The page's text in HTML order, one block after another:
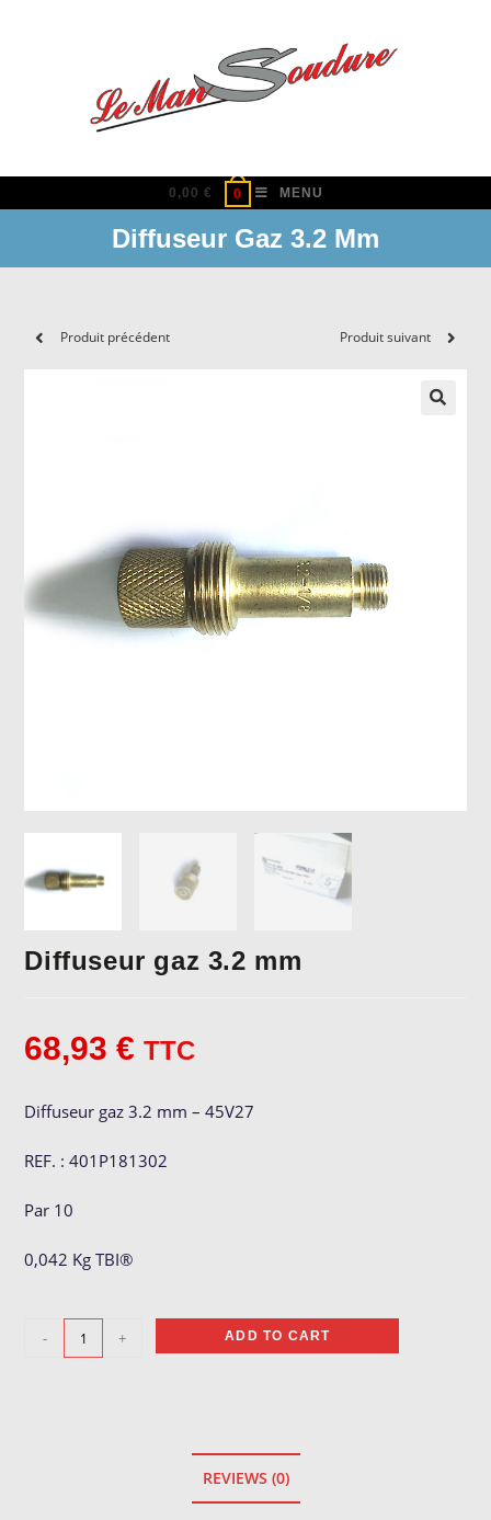
0,00 € 0 MENU
Diffuseur Gaz 3.2 Mm
Produit précédent Produit suivant
Diffuseur gaz 3.2 mm
68,93€ TTC
Diffuseur gaz 3.2 mm – 45V27
REF. : 401P181302
Par 10
0,042 Kg TBI®
Diffuseur
- + ADD TO CART
REVIEWS (0)